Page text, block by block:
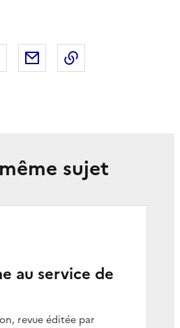
sur X
Partager sur LinkedIn
Partager par email
sujet
au service de
revue éditée par